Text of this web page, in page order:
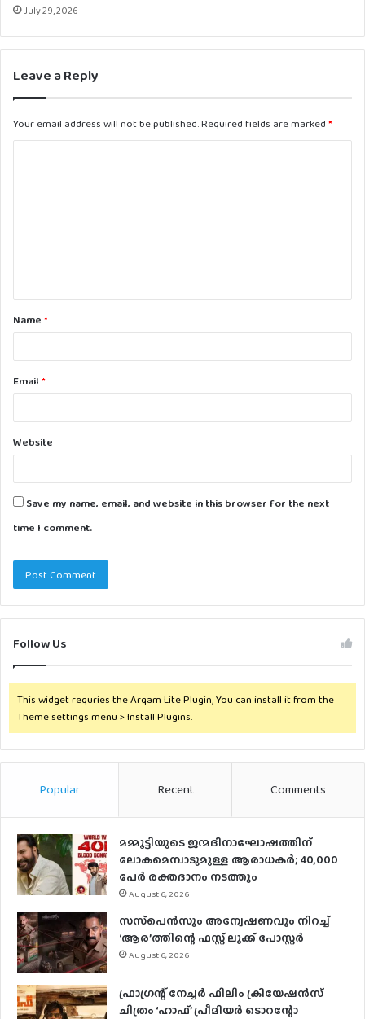
July 29, 2026
Leave a Reply
Your email address will not be published.Required fields are marked *
t
*Name *
Email *
Website
Save my name, email, and website in this browser for the next
time I comment.
Follow Us
This widget requries the Arqam Lite Plugin, You can install it from the
Theme settings menu > Install Plugins.
Popular Recent Comments
മമ്മൂട്ടിയുടെ ജന്മദിനാഘോഷത്തിന്
ലോകമെമ്പാടുമുള്ള ആരാധകര്‍; 40,000
പേര്‍ രക്തദാനം നടത്തും
August 6, 2026
സസ്‌പെന്‍സും അന്വേഷണവും നിറച്ച്
‘ആര’ത്തിന്റെ ഫസ്റ്റ് ലുക്ക് പോസ്റ്റര്‍
August 6, 2026
ഫ്രാഗ്രന്റ് നേച്ചര്‍ ഫിലിം ക്രിയേഷന്‍സ്
ചിത്രം ‘ഹാഫ്’ പ്രീമിയര്‍ ടൊറന്റോ